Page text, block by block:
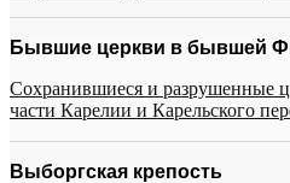
Бывшие церкви в бывшей
Сохранившиеся и разрушенные
части Карелии и Карельского
Выборгская крепость